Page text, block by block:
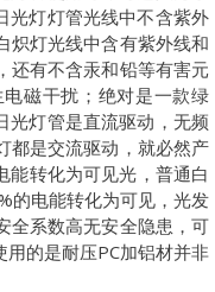
光灯灯管光线中不含紫外
炽灯光线中含有紫外线和
还有不含汞和铅等有害元
磁干扰；绝对是一款绿
光灯管是直流驱动，无频
都是交流驱动，就必然产
能转化为可见光，普通白
的电能转化为可见，光发
全系数高无安全隐患，可
的是耐压PC加铝材并非